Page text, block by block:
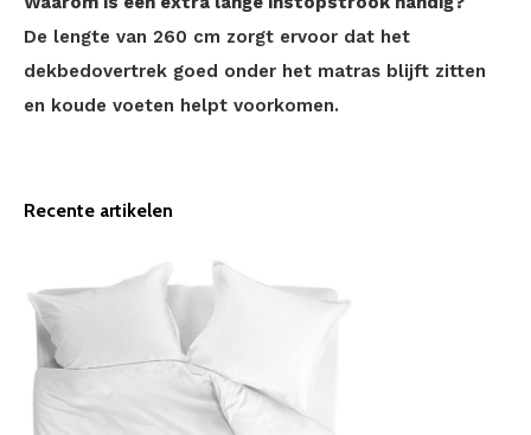
De lengte van 260 cm zorgt ervoor dat het
dekbedovertrek goed onder het matras blijft zitten
en koude voeten helpt voorkomen.
Recente artikelen